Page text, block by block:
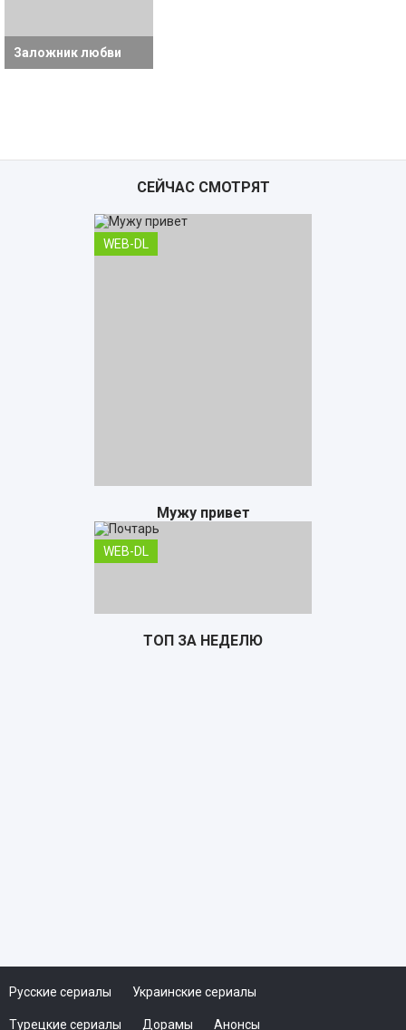
Заложник любви
СЕЙЧАС СМОТРЯТ
WEB-DL
Мужу привет
WEB-DL
ТОП ЗА НЕДЕЛЮ
Русские сериалы Украинские сериалы
Турецкие сериалы Дорамы Анонсы